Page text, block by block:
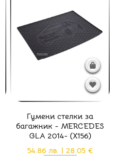
Гумени стелки за
багажник - MERCEDES
GLA 2014- (X156)
54.86 лв. | 28.05 €